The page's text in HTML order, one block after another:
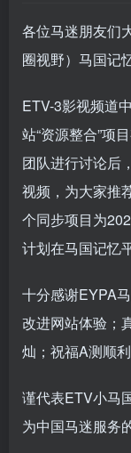
各位马迷朋友们
圈视野）马国记
ETV-3影视频道
站“资源整合”项
团队进行讨论后
视频，为大家推
个同步项目为
计划在马国记忆
十分感谢EYPA
改进网站体验；
灿；祝福A测顺
谨代表ETV小马
为中国马迷服务